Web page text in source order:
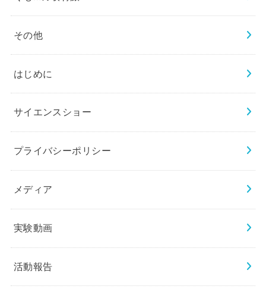
その他
はじめに
サイエンスショー
プライバシーポリシー
メディア
実験動画
活動報告